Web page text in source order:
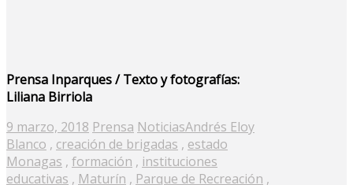
Prensa Inparques / Texto y fotografías:
Liliana Birriola
Posted
on
9 marzo, 2018 Prensa NoticiasAndrés Eloy
Blanco , creación de brigadas , estado
Monagas , formación , instituciones
educativas , Maturín , Parque de Recreación ,